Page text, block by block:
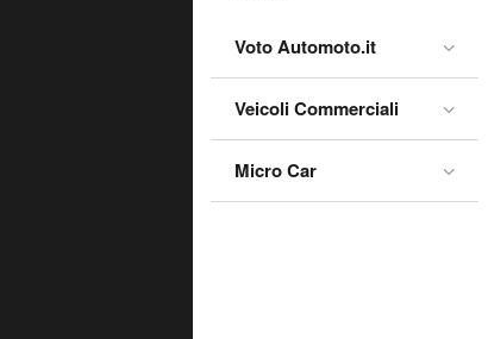
Voto Automoto.it
Veicoli Commerciali
Micro Car